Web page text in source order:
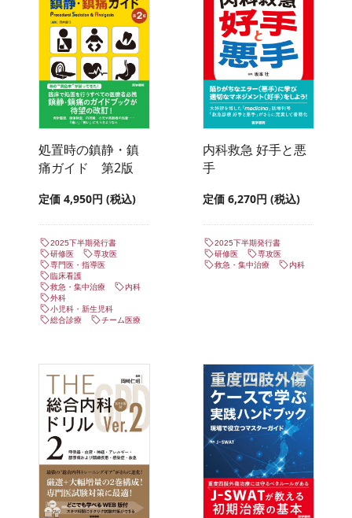
処置時の鎮静・鎮
痛ガイド 第2版
定価 4,950円 (税込)
2025下半期発行書
研修医
専攻医
専門医・指導医
臨床看護
救急・集中治療
内科
外科
小児科・新生児科
総合診療
チーム医療
内科救急 好手と悪
手
定価 6,270円 (税込)
2025下半期発行書
研修医
専攻医
救急・集中治療
内科